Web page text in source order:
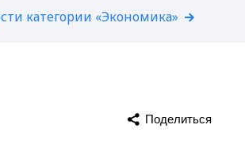
категории «Экономика»
Поделиться